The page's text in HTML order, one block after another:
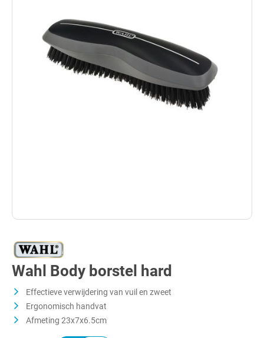
Wahl Body borstel hard
Effectieve verwijdering van vuil en zweet
Ergonomisch handvat
Afmeting 23x7x6.5cm